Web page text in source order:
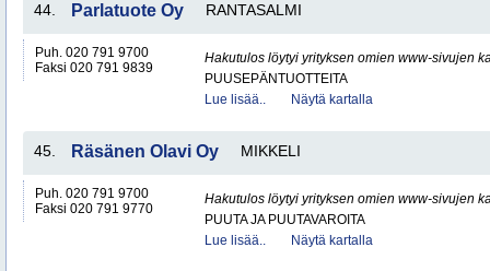
44. Parlatuote Oy RANTASALMI
Puh. 020 791 9700
Faksi 020 791 9839
Hakutulos löytyi yrityksen omien www-sivujen
PUUSEPÄNTUOTTEITA
Lue lisää..
Näytä kartalla
45. Räsänen Olavi Oy MIKKELI
Puh. 020 791 9700
Faksi 020 791 9770
Hakutulos löytyi yrityksen omien www-sivujen
PUUTA JA PUUTAVAROITA
Lue lisää..
Näytä kartalla